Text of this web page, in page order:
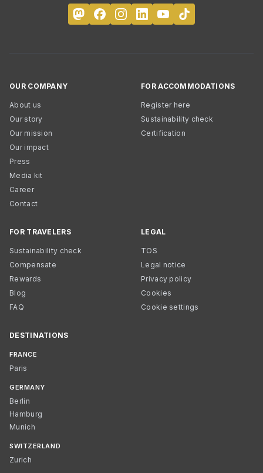
OUR COMPANY
About us
Our story
Our mission
Our impact
Press
Media kit
Career
Contact
FOR ACCOMMODATIONS
Register here
Sustainability check
Certification
FOR TRAVELERS
Sustainability check
Compensate
Rewards
Blog
FAQ
LEGAL
TOS
Legal notice
Privacy policy
Cookies
Cookie settings
DESTINATIONS
FRANCE
Paris
GERMANY
Berlin
Hamburg
Munich
SWITZERLAND
Zurich